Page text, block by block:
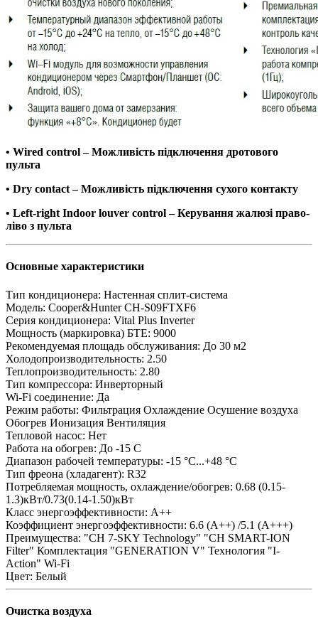
• Wired control – Можливість підключення дротового
пульта
• Dry contact – Можливість підключення сухого контакту
• Left-right Indoor louver control – Керування жалюзі право-
ліво з пульта
Основные характеристики
Тип кондиционера: Настенная сплит-система
Модель: Cooper&Hunter CH-S09FTXF6
Серия кондиционера: Vital Plus Inverter
Мощность (маркировка) БТЕ: 9000
Рекомендуемая площадь обслуживания: До 30 м2
Холодопроизводительность: 2.50
Теплопроизводительность: 2.80
Тип компрессора: Инверторный
Wi-Fi соединение: Да
Режим работы: Фильтрация Охлаждение Осушение воздуха
Обогрев Ионизация Вентиляция
Тепловой насос: Нет
Работа на обогрев: До -15 С
Диапазон рабочей температуры: -15 °C...+48 °C
Тип фреона (хладагент): R32
Потребляемая мощность, охлаждение/обогрев: 0.68 (0.15-
1.3)кВт/0.73(0.14-1.50)кВт
Класс энергоэффективности: А++
Коэффициент энергоэффективности: 6.6 (А++) /5.1 (А+++)
Преимущества: "CH 7-SKY Technology" "CH SMART-ION
Filter" Комплектация "GENERATION V" Технология "I-
Action" Wi-Fi
Цвет: Белый
Очистка воздуха